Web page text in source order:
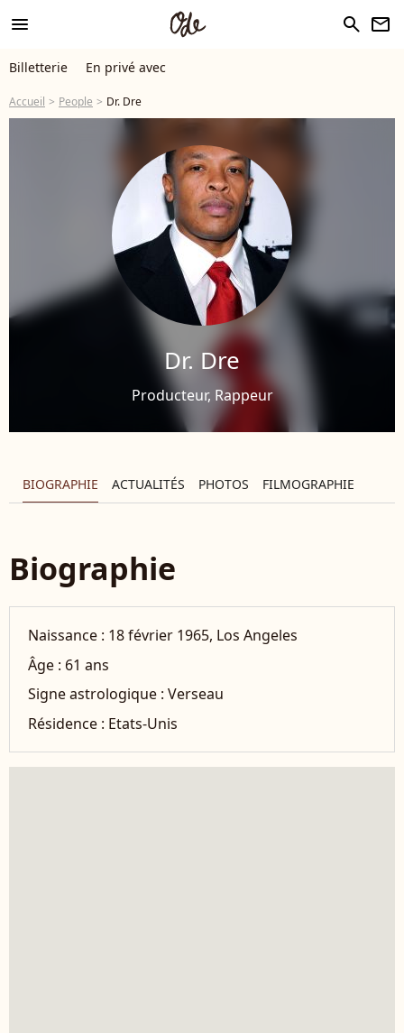
menu search newsletter
Billetterie En privé avec
Accueil People Dr. Dre
Dr. Dre
Producteur, Rappeur
BIOGRAPHIE ACTUALITÉS PHOTOS FILMOGRAPHIE
Biographie
Naissance : 18 février 1965, Los Angeles
Âge : 61 ans
Signe astrologique :Verseau
Résidence : Etats-Unis